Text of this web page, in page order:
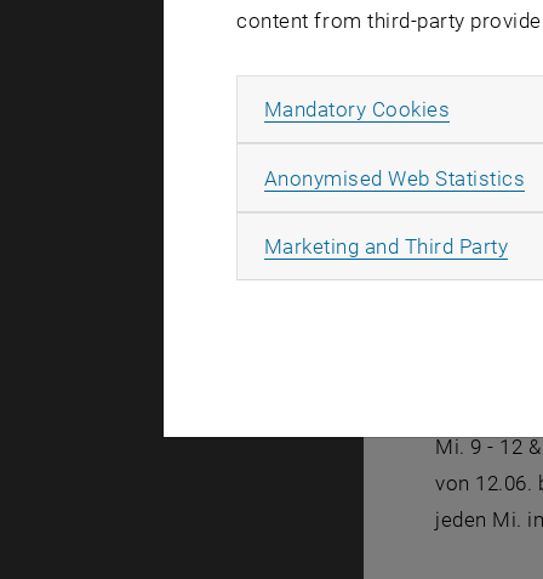
Stiege 2,
Hand
Beratung
Am
Die
Mi. 9 - 12
von 12.06.
jeden Mi.
content from third-party
Mandatory Cookies
Anonymised Web Statistics
Marketing and Third Party